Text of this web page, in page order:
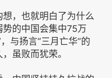
，也就明白了为什么
的中国会集中75万
与扬言“三月亡华”的
虽败而犹荣。